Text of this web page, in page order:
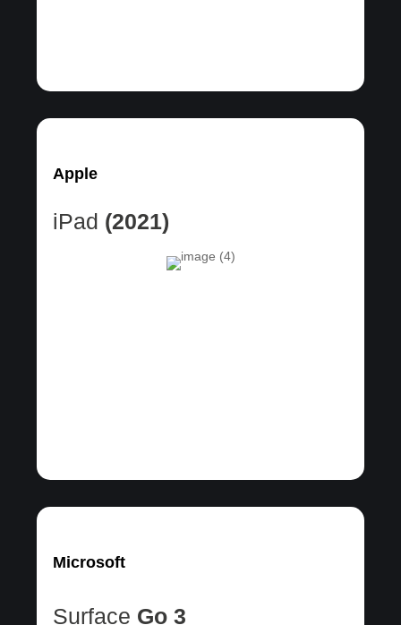
Apple
iPad (2021)
Microsoft
Surface Go 3